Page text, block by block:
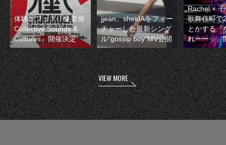
体験型フェス『集楽座
Collective Sounds &
Cultures』開催決定
jjean、sheidAをフィー
チャーした最新シング
ル“gossip boy”MV公開
Rachel ×
歌舞伎町で
とかする『
れーーッ』
VIEW MORE